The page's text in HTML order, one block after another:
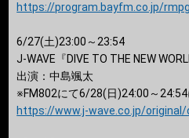
https://program.bayfm.co.jp/
6/27(土)23:00～23:54
J-WAVE『DIVE TO THE NEW
出演：中島颯太
※FM802にて6/28(日)24:00～24:54
https://www.j-wave.co.jp/